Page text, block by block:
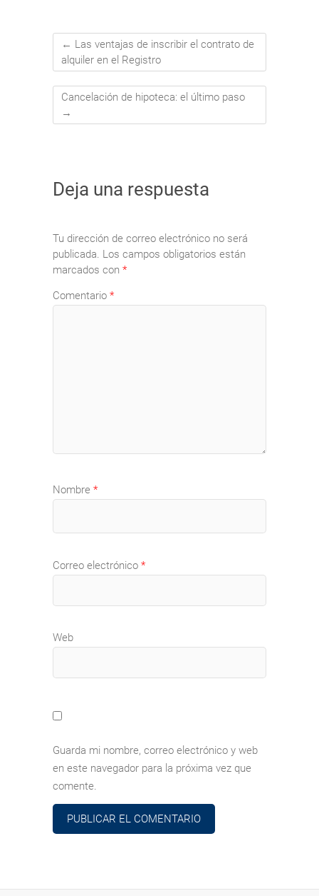
← Las ventajas de inscribir el contrato de
alquiler en el Registro
Cancelación de hipoteca: el último paso
→
Deja una respuesta
Tu dirección de correo electrónico no será
publicada. Los campos obligatorios están
marcados con *
Comentario *
Nombre *
Correo electrónico *
Web
Guarda mi nombre, correo electrónico y web
en este navegador para la próxima vez que
comente.